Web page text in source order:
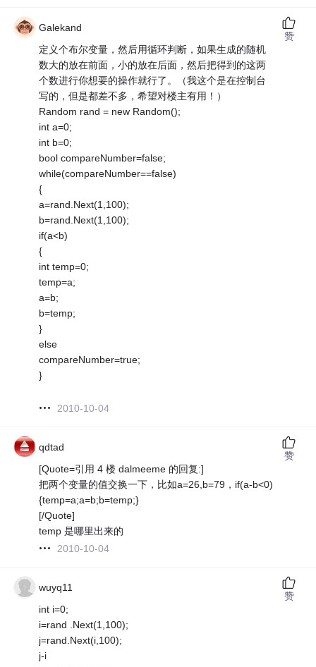
Galekand
定义个布尔变量，然后用循环判断，如果生成的随机
数大的放在前面，小的放在后面，然后把得到的这两
个数进行你想要的操作就行了。（我这个是在控制台
写的，但是都差不多，希望对楼主有用！）
Random rand = new Random();
int a=0;
int b=0;
bool compareNumber=false;
while(compareNumber==false)
{
a=rand.Next(1,100);
b=rand.Next(1,100);
if(a<b)
{
int temp=0;
temp=a;
a=b;
b=temp;
}
else
compareNumber=true;
}
2010-10-04
赞
qdtad
[Quote=引用 4 楼 dalmeeme 的回复:]
把两个变量的值交换一下，比如a=26,b=79，if(a-b<0)
{temp=a;a=b;b=temp;}
[/Quote]
temp 是哪里出来的
2010-10-04
赞
wuyq11
int i=0;
i=rand .Next(1,100);
j=rand.Next(i,100);
j-i
赞